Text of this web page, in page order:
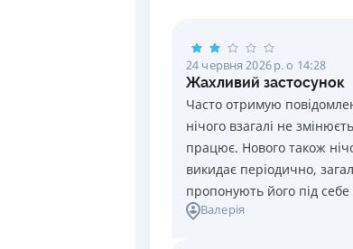
24 червня 2026 р. о 14:28
Жахливий застосунок
Часто отримую
нічого взагалі не
працює. Нового також
викидає періодично,
пропонують його під
Валерія